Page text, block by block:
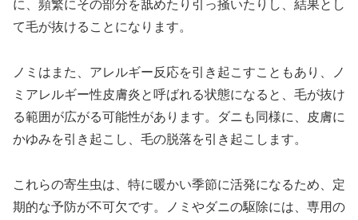
に、頻繁にその部分を舐めたり引っ掻いたりし、結果とし
て毛が抜けることになります。
ノミはまた、アレルギー反応を引き起こすこともあり、ノ
ミアレルギー性皮膚炎と呼ばれる状態になると、毛が抜け
る範囲が広がる可能性があります。ダニも同様に、皮膚に
かゆみを引き起こし、毛の脱落を引き起こします。
これらの寄生虫は、特に暖かい季節に活発になるため、定
期的な予防が不可欠です。ノミやダニの駆除には、専用の